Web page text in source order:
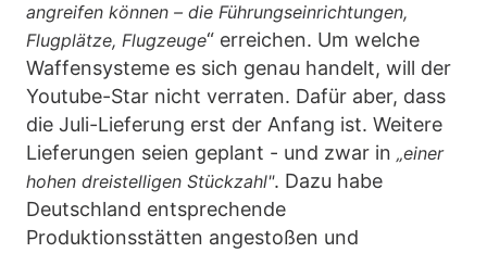
angreifen können – die Führungseinrichtungen,
Flugplätze, Flugzeuge“ erreichen. Um welche
Waffensysteme es sich genau handelt, will der
Youtube-Star nicht verraten. Dafür aber, dass
die Juli-Lieferung erst der Anfang ist. Weitere
Lieferungen seien geplant - und zwar in „einer
hohen dreistelligen Stückzahl". Dazu habe
Deutschland entsprechende
Produktionsstätten angestoßen und